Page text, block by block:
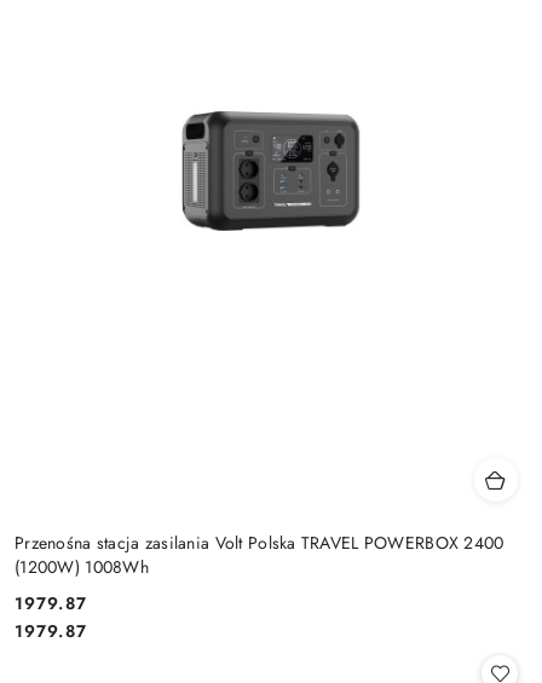
Przenośna stacja zasilania Volt Polska TRAVEL POWERBOX 2400
(1200W) 1008Wh
Cena:
1979.87
Cena:
1979.87